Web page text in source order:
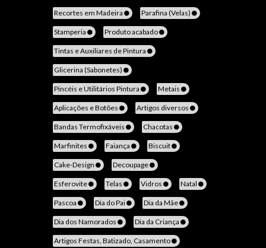
Recortes em Madeira Parafina (Velas)
Stamperia Produto acabado
Tintas e Auxiliares de Pintura
Glicerina (Sabonetes)
Pincéis e Utilitários Pintura Metais
Aplicações e Botões Artigos diversos
Bandas Termofixáveis Chacotas
Marfinites Faiança Biscuit
Cake-Design Decoupage
Esferovite Telas Vidros Natal
Pascoa Dia do Pai Dia da Mãe
Dia dos Namorados Dia da Criança
Artigos Festas, Batizado, Casamento